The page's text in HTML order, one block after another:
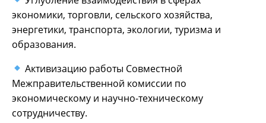
экономики, торговли, сельского хозяйства,
энергетики, транспорта, экологии, туризма и
образования.
Активизацию работы Совместной
Межправительственной комиссии по
экономическому и научно-техническому
сотрудничеству.